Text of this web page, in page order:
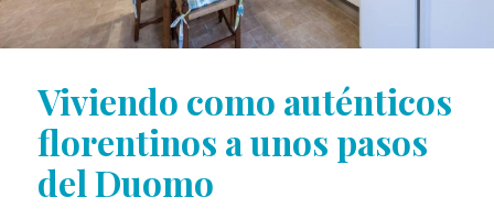
Viviendo como auténticos
florentinos a unos pasos
del Duomo